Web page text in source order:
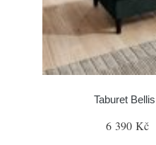
Taburet
6 390 Kč